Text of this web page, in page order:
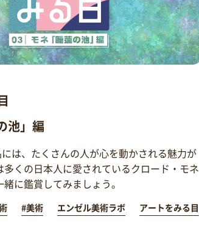
池」編
は、たくさんの人が心を動かされる魅力が
多くの日本人に愛されているクロード・モネ
に鑑賞してみましょう。
#美術 エンゼル美術ラボ アートをみる目